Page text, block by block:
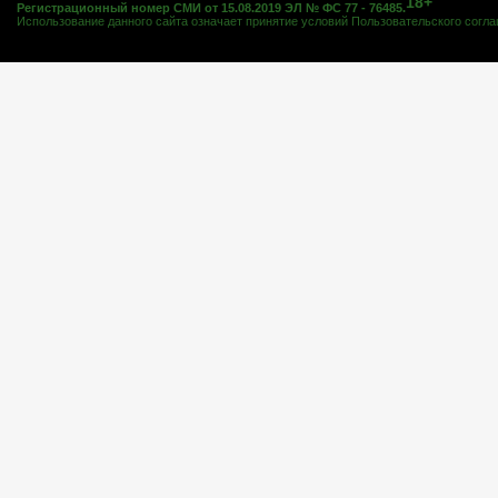
Регистрационный номер СМИ от 15.08.2019 ЭЛ № ФС 77 - 76485.
Использование данного сайта означает принятие условий Пользовательского